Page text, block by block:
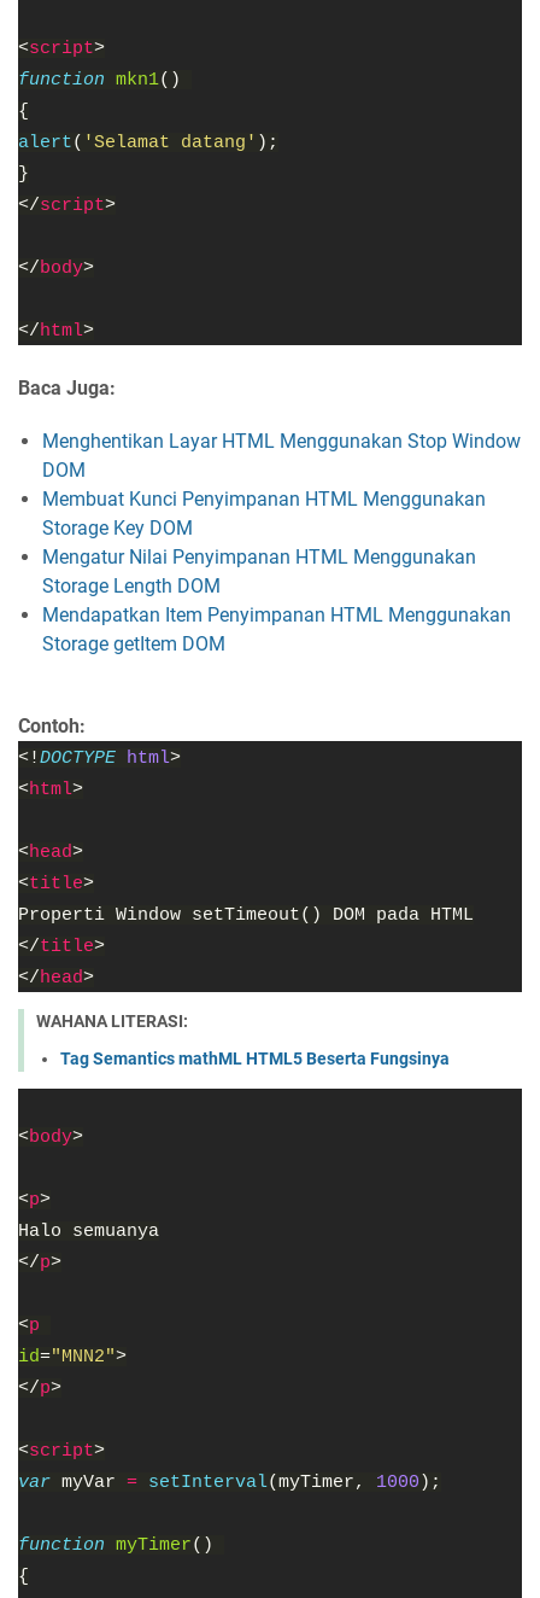
<script>
function mkn1()
{
alert( 'Selamat datang' );
}
</script>
</body>
</html>
Baca Juga:
Menghentikan Layar HTML Menggunakan Stop Window
DOM
Membuat Kunci Penyimpanan HTML Menggunakan
Storage Key DOM
Mengatur Nilai Penyimpanan HTML Menggunakan
Storage Length DOM
Mendapatkan Item Penyimpanan HTML Menggunakan
Storage getItem DOM
Contoh:
<!DOCTYPE html>
<html>
<head>
<title>
Properti Window setTimeout() DOM pada HTML
</title>
</head>
WAHANA LITERASI:
Tag Semantics mathML HTML5 Beserta Fungsinya
<body>
<p>
Halo semuanya
</p>
<p
id="MNN2">
</p>
<script>
var myVar = setInterval(myTimer, 1000);
function myTimer()
{